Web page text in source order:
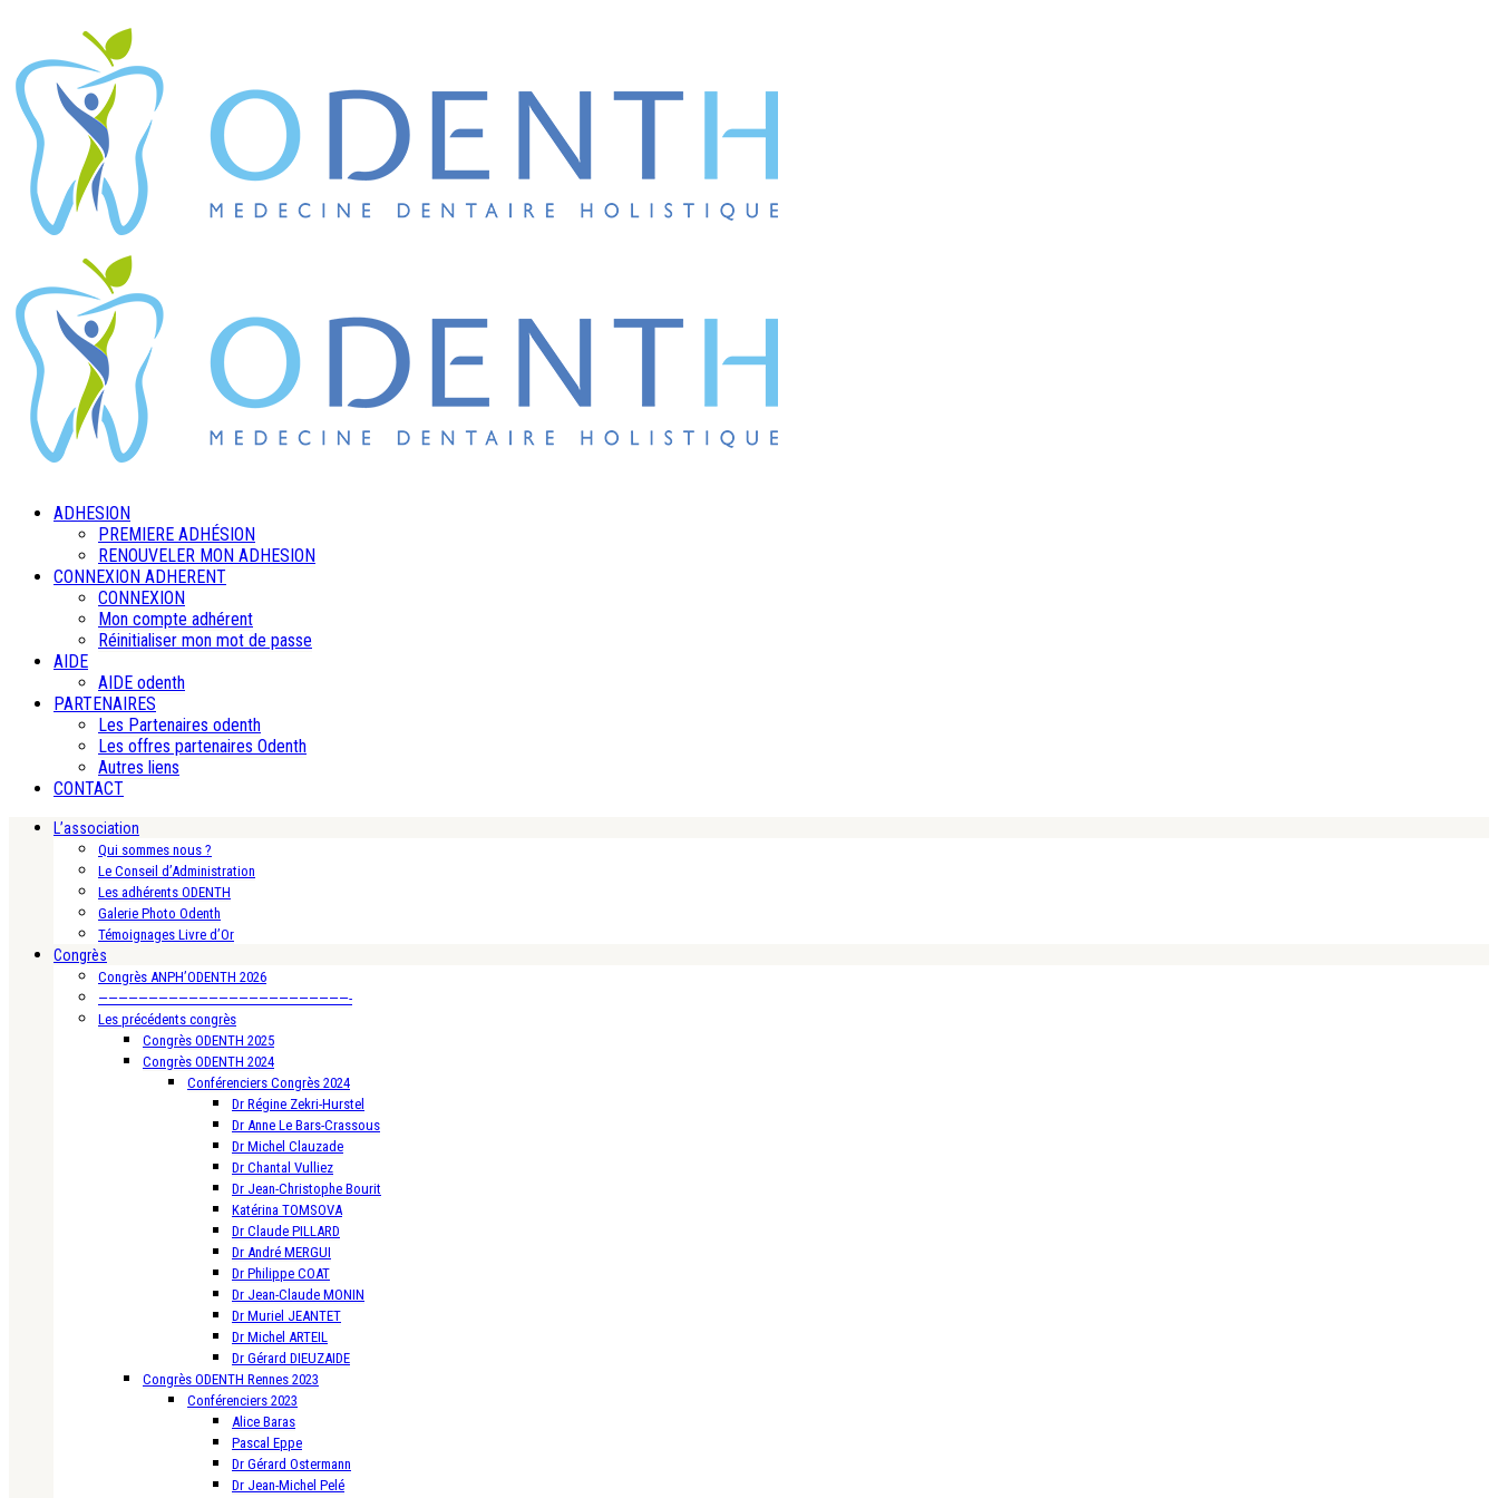
ADHESION
PREMIERE ADHÉSION
RENOUVELER MON ADHESION
CONNEXION ADHERENT
CONNEXION
Mon compte adhérent
Réinitialiser mon mot de passe
AIDE
AIDE odenth
PARTENAIRES
Les Partenaires odenth
Les offres partenaires Odenth
Autres liens
CONTACT
L’association
Qui sommes nous ?
Le Conseil d’Administration
Les adhérents ODENTH
Galerie Photo Odenth
Témoignages Livre d’Or
Congrès
Congrès ANPH’ODENTH 2026
—————————————————————————-
Les précédents congrès
Congrès ODENTH 2025
Congrès ODENTH 2024
Conférenciers Congrès 2024
Dr Régine Zekri-Hurstel
Dr Anne Le Bars-Crassous
Dr Michel Clauzade
Dr Chantal Vulliez
Dr Jean-Christophe Bourit
Katérina TOMSOVA
Dr Claude PILLARD
Dr André MERGUI
Dr Philippe COAT
Dr Jean-Claude MONIN
Dr Muriel JEANTET
Dr Michel ARTEIL
Dr Gérard DIEUZAIDE
Congrès ODENTH Rennes 2023
Conférenciers 2023
Alice Baras
Pascal Eppe
Dr Gérard Ostermann
Dr Jean-Michel Pelé